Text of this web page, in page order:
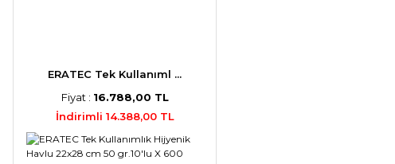
ERATEC Tek Kullanıml ...
Fiyat : 16.788,00 TL
İndirimli 14.388,00 TL